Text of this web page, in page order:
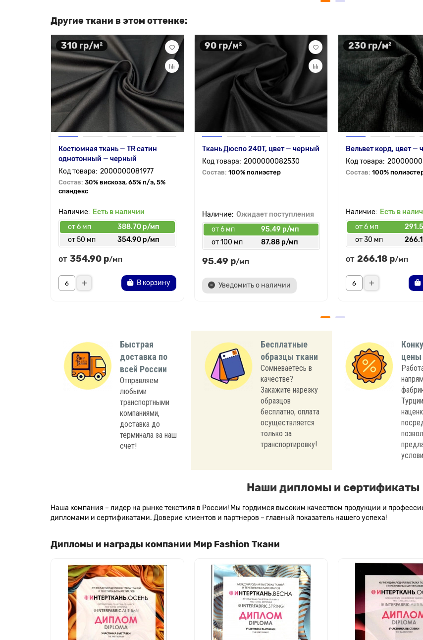
Другие ткани в этом оттенке:
310 гр/м²
Костюмная ткань — TR сатин
однотонный — черный
2000000081977
Состав: 30% вискоза, 65% п/э, 5%
спандекс
Есть в наличии
от 6 мп
388.70 р/мп
от 50 мп
354.90 р/мп
от 354.90 р/мп
В корзину
90 гр/м²
Ткань Дюспо 240T, цвет — черный
2000000082530
Состав: 100% полиэстер
Ожидает поступления
от 6 мп
95.49 р/мп
от 100 мп
87.88 р/мп
95.49 р/мп
Уведомить о наличии
230 гр/м²
Вельвет корд, цвет —
Состав: 100%
Есть в
от 6 мп
от 30 мп
от 266.18 р/мп
Быстрая
доставка по
всей России
Отправляем
любыми
транспортными
компаниями,
доставка до
терминала за наш
счет!
Бесплатные
образцы ткани
Сомневаетесь в
качестве?
Закажите нарезку
образцов
бесплатно, оплата
осуществляется
только за
транспортировку!
цены
Наши дипломы и сертификаты
Наша компания – лидер на рынке текстиля в России! Мы гордимся высоким качеством продукции и
дипломами и сертификатами. Доверие клиентов и партнеров – главный показатель нашего успеха!
Дипломы и награды компании Мир Fashion Ткани